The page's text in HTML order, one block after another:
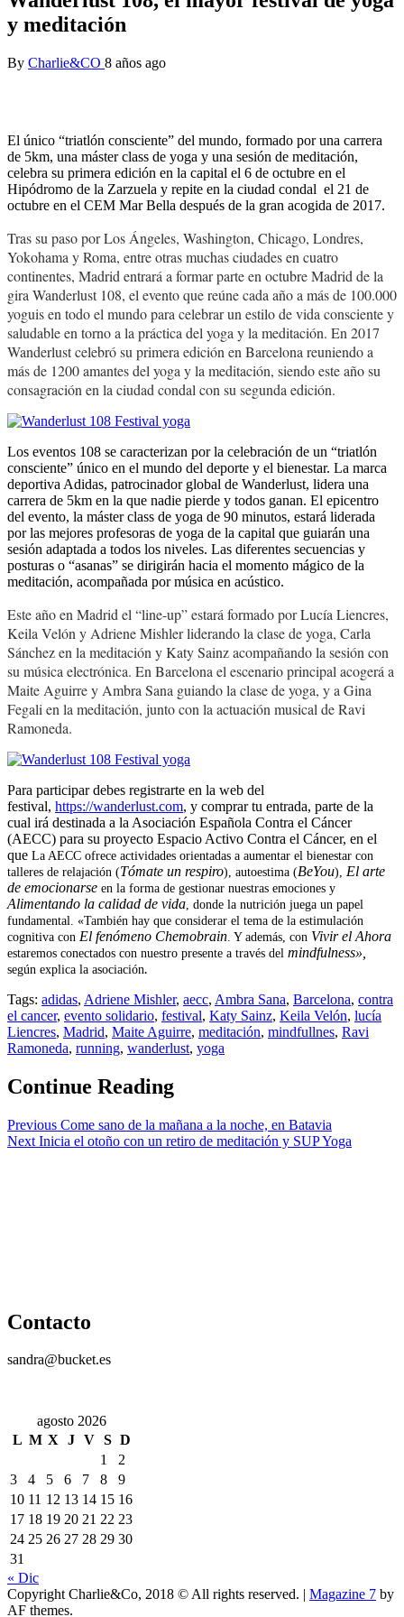
y meditación
By Charlie&CO 8 años ago
El único “triatlón consciente” del mundo, formado por una carrera
de 5km, una máster class de yoga y una sesión de meditación,
celebra su primera edición en la capital el 6 de octubre en el
Hipódromo de la Zarzuela y repite en la ciudad condal el 21 de
octubre en el CEM Mar Bella después de la gran acogida de 2017.
Tras su paso por Los Ángeles, Washington, Chicago, Londres,
Yokohama y Roma, entre otras muchas ciudades en cuatro
continentes, Madrid entrará a formar parte en octubre Madrid de la
gira Wanderlust 108, el evento que reúne cada año a más de 100.000
yoguis en todo el mundo para celebrar un estilo de vida consciente y
saludable en torno a la práctica del yoga y la meditación. En 2017
Wanderlust celebró su primera edición en Barcelona reuniendo a
más de 1200 amantes del yoga y la meditación, siendo este año su
consagración en la ciudad condal con su segunda edición.
Los eventos 108 se caracterizan por la celebración de un “triatlón
consciente” único en el mundo del deporte y el bienestar. La marca
deportiva Adidas, patrocinador global de Wanderlust, lidera una
carrera de 5km en la que nadie pierde y todos ganan. El epicentro
del evento, la máster class de yoga de 90 minutos, estará liderada
por las mejores profesoras de yoga de la capital que guiarán una
sesión adaptada a todos los niveles. Las diferentes secuencias y
posturas o “asanas” se dirigirán hacia el momento mágico de la
meditación, acompañada por música en acústico.
Este año en Madrid el “line-up” estará formado por Lucía Liencres,
Keila Velón y Adriene Mishler liderando la clase de yoga, Carla
Sánchez en la meditación y Katy Sainz acompañando la sesión con
su música electrónica. En Barcelona el escenario principal acogerá a
Maite Aguirre y Ambra Sana guiando la clase de yoga, y a Gina
Fegali en la meditación, junto con la actuación musical de Ravi
Ramoneda.
Para participar debes registrarte en la web del
festival, https://wanderlust.com, y comprar tu entrada, parte de la
cual irá destinada a la Asociación Española Contra el Cáncer
(AECC) para su proyecto Espacio Activo Contra el Cáncer, en el
que La AECC ofrece actividades orientadas a aumentar el bienestar con
talleres de relajación (Tómate un respiro), autoestima (BeYou), El arte
de emocionarse en la forma de gestionar nuestras emociones y
Alimentando la calidad de vida , donde la nutrición juega un papel
fundamental. «También hay que considerar el tema de la estimulación
cognitiva con El fenómeno Chemobrain . Y además, con Vivir el Ahora
estaremos conectados con nuestro presente a través del mindfulness»,
según explica la asociación.
Tags: adidas, Adriene Mishler, aecc, Ambra Sana, Barcelona, contra
el cancer, evento solidario, festival, Katy Sainz, Keila Velón, lucía
Liencres, Madrid, Maite Aguirre, meditación, mindfullnes, Ravi
Ramoneda, running, wanderlust, yoga
Continue Reading
Previous Come sano de la mañana a la noche, en Batavia
Next Inicia el otoño con un retiro de meditación y SUP Yoga
Contacto
sandra@bucket.es
agosto 2026
L M X J V S D
1
2
3
4 5 6 7 8
9
10 11 12 13 14 15 16
17 18 19 20 21 22 23
24 25 26 27 28 29 30
31
« Dic
Copyright Charlie&Co, 2018 © All rights reserved. | Magazine 7 by
AF themes.